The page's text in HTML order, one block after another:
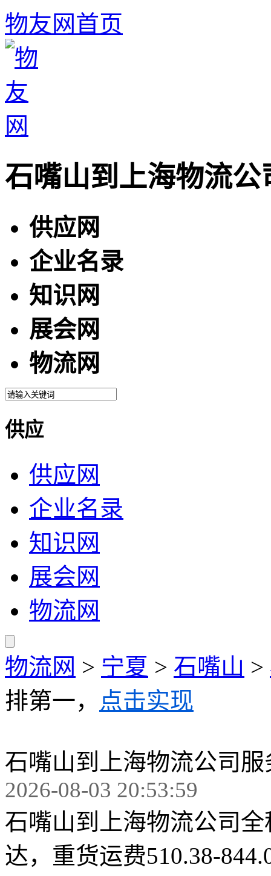
物友网首页
石嘴山到上海物流公
供应网
企业名录
知识网
展会网
物流网
供应
供应网
企业名录
知识网
展会网
物流网
物流网 > 宁夏 > 石嘴山 >
排第一， 点击实现
石嘴山到上海物流公司服
2026-08-03 20:53:59
石嘴山到上海物流公司
达，重货运费510.38-